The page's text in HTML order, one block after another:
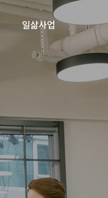
일삶사업